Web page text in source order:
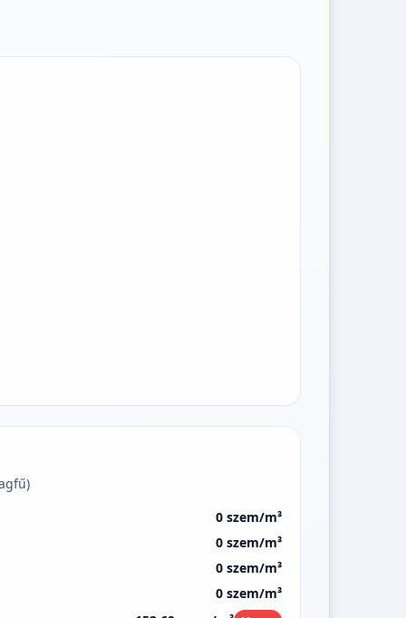
0 szem/m³
0 szem/m³
0 szem/m³
0 szem/m³